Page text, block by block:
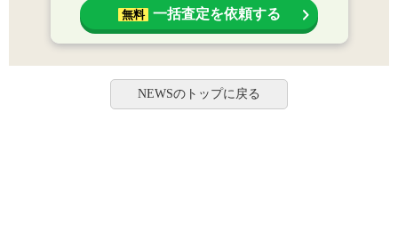
無料 一括査定を依頼する
NEWSのトップに戻る